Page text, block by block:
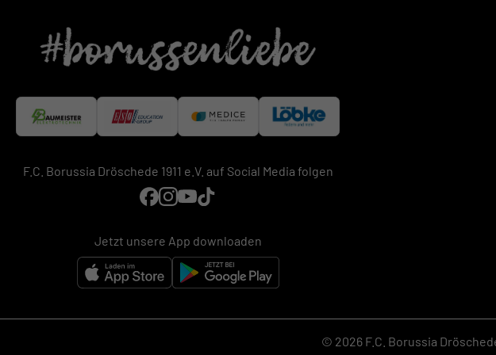
F.C. Borussia Dröschede 1911 e.V. auf Social Media folgen
Jetzt unsere App downloaden
© 2026 F.C. Borussia Dröschede